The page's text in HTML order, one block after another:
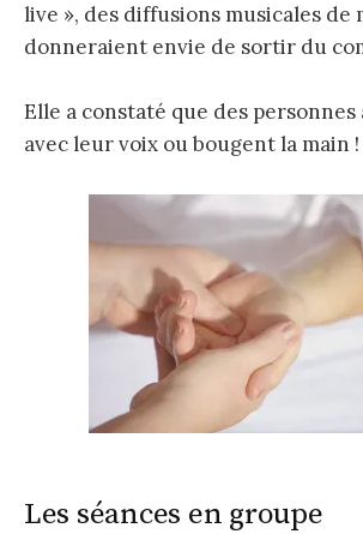
live », des diffusions musicales de
donneraient envie de sortir du
Elle a constaté que des
avec leur voix ou bougent la main !
Les séances en groupe